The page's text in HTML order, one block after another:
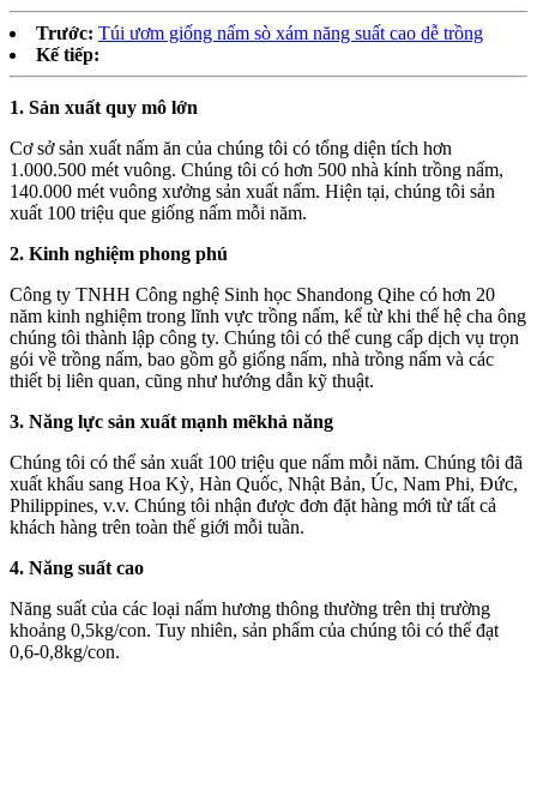
Trước: Túi ươm giống nấm sò xám năng suất cao dễ trồng
Kế tiếp:
1. Sản xuất quy mô lớn
Cơ sở sản xuất nấm ăn của chúng tôi có tổng diện tích hơn
1.000.500 mét vuông. Chúng tôi có hơn 500 nhà kính trồng nấm,
140.000 mét vuông xưởng sản xuất nấm. Hiện tại, chúng tôi sản
xuất 100 triệu que giống nấm mỗi năm.
2. Kinh nghiệm phong phú
Công ty TNHH Công nghệ Sinh học Shandong Qihe có hơn 20
năm kinh nghiệm trong lĩnh vực trồng nấm, kể từ khi thế hệ cha ông
chúng tôi thành lập công ty. Chúng tôi có thể cung cấp dịch vụ trọn
gói về trồng nấm, bao gồm gỗ giống nấm, nhà trồng nấm và các
thiết bị liên quan, cũng như hướng dẫn kỹ thuật.
3. Năng lực sản xuất mạnh mẽkhả năng
Chúng tôi có thể sản xuất 100 triệu que nấm mỗi năm. Chúng tôi đã
xuất khẩu sang Hoa Kỳ, Hàn Quốc, Nhật Bản, Úc, Nam Phi, Đức,
Philippines, v.v. Chúng tôi nhận được đơn đặt hàng mới từ tất cả
khách hàng trên toàn thế giới mỗi tuần.
4. Năng suất cao
Năng suất của các loại nấm hương thông thường trên thị trường
khoảng 0,5kg/con. Tuy nhiên, sản phẩm của chúng tôi có thể đạt
0,6-0,8kg/con.